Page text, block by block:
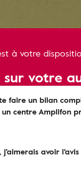
à votre
sur votre
faire un bilan
centre Amplifon
j'aimerais avoir